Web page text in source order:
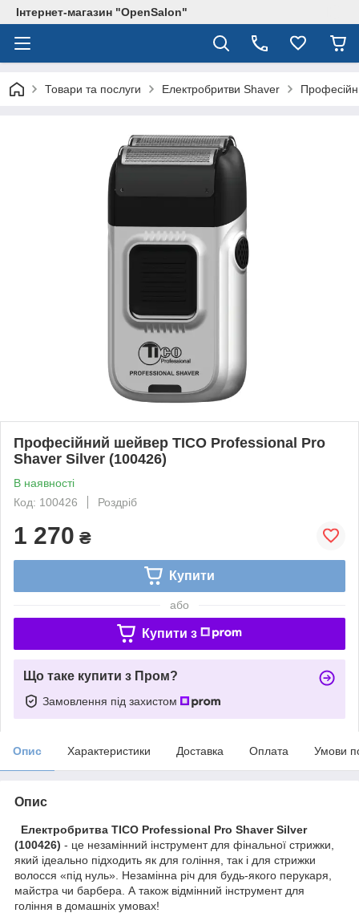
Інтернет-магазин "OpenSalon"
Товари та послуги Електробритви Shaver
Професійний шейвер TICO Professional Pro
Shaver Silver (100426)
В наявності
Код: 100426
Роздріб
1 270 ₴
Купити
або
Купити з
Що таке купити з Пром?
Замовлення під захистом
Опис Характеристики Доставка Оплата Умови
Опис
Електробритва TICO Professional Pro Shaver Silver
(100426) - це незамінний інструмент для фінальної стрижки,
який ідеально підходить як для гоління, так і для стрижки
волосся «під нуль». Незамінна річ для будь-якого перукаря,
майстра чи барбера. А також відмінний інструмент для
гоління в домашніх умовах!